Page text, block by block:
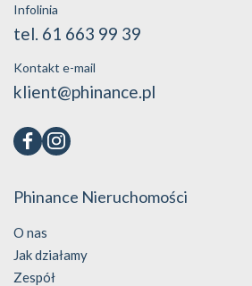
Infolinia
tel. 61 663 99 39
Kontakt e-mail
klient@phinance.pl
Phinance Nieruchomości
O nas
Jak działamy
Zespół